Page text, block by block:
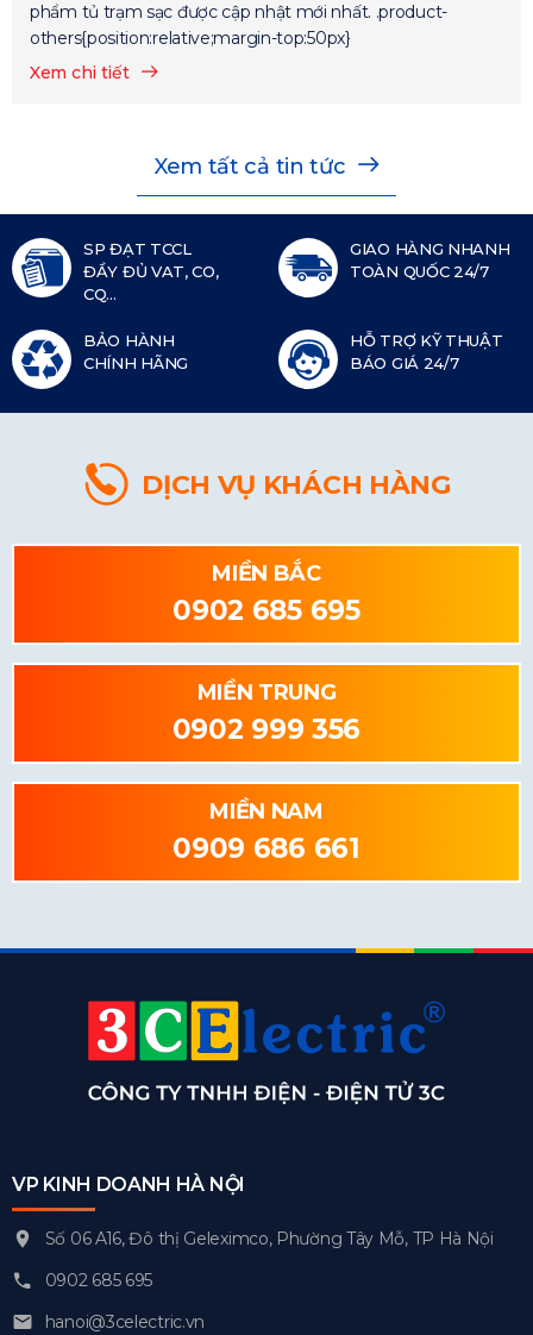
phẩm tủ trạm sạc được cập nhật mới nhất. .product-
others{position:relative;margin-top:50px}
Xem chi tiết
Xem tất cả tin tức
SP ĐẠT TCCL
ĐẦY ĐỦ VAT, CO,
CQ...
GIAO HÀNG NHANH
TOÀN QUỐC 24/7
BẢO HÀNH
CHÍNH HÃNG
HỖ TRỢ KỸ THUẬT
BÁO GIÁ 24/7
DỊCH VỤ KHÁCH HÀNG
MIỀN BẮC
0902 685 695
MIỀN TRUNG
0902 999 356
MIỀN NAM
0909 686 661
VP KINH DOANH HÀ NỘI
Số 06 A16, Đô thị Geleximco, Phường Tây Mỗ, TP Hà Nội
0902 685 695
hanoi@3celectric.vn